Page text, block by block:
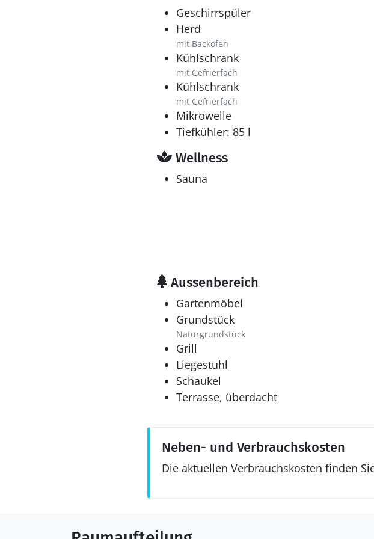
Geschirrspüler
Herd
mit Backofen
Kühlschrank
mit Gefrierfach
Kühlschrank
mit Gefrierfach
Mikrowelle
Tiefkühler: 85 l
Wellness
Sauna
Aussenbereich
Gartenmöbel
Grundstück
Naturgrundstück
Grill
Liegestuhl
Schaukel
Terrasse, überdacht
Neben- und Verbrauchskosten
Die aktuellen Verbrauchskosten finden